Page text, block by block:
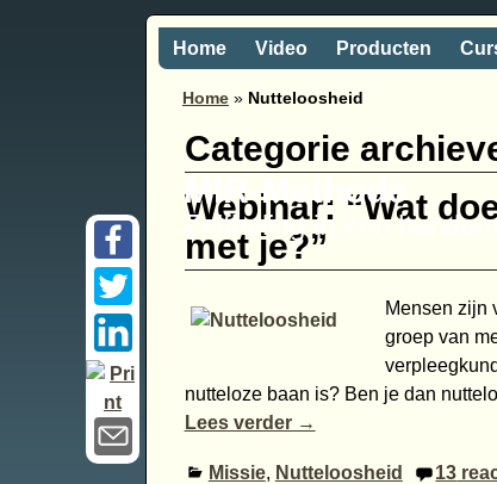
MIR-Methode
Zelfheling in een
Home Video Producten
Home » Nutteloosheid
Categorie
Webinar: “Wat
met je?”
Mensen zijn
groep van
nutteloze baan is? Ben je dan
Lees verder →
Missie, Nutteloosheid 13